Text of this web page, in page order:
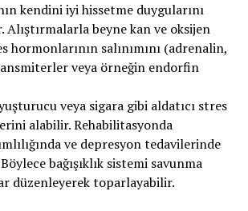
kendini iyi hissetme duygularını
beyne kan ve oksijen
hormonlarının salınımını (adrenalin,
veya örneğin endorfin
veya sigara gibi aldatıcı stres
alabilir. Rehabilitasyonda
ve depresyon tedavilerinde
bağışıklık sistemi savunma
düzenleyerek toparlayabilir.